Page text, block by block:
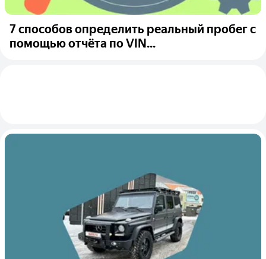
7 способов определить реальный пробег с
помощью отчёта по VIN...